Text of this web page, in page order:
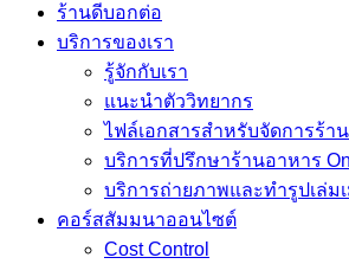
ร้านดีบอกต่อ
บริการของเรา
รู้จักกับเรา
แนะนำตัววิทยากร
ไฟล์เอกสารสำหรับจัดการร้า
บริการที่ปรึกษาร้านอาหาร
บริการถ่ายภาพและทำรูปเล่ม
คอร์สสัมมนาออนไซต์
Cost Control